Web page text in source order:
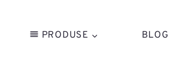
PRODUSE BLOG